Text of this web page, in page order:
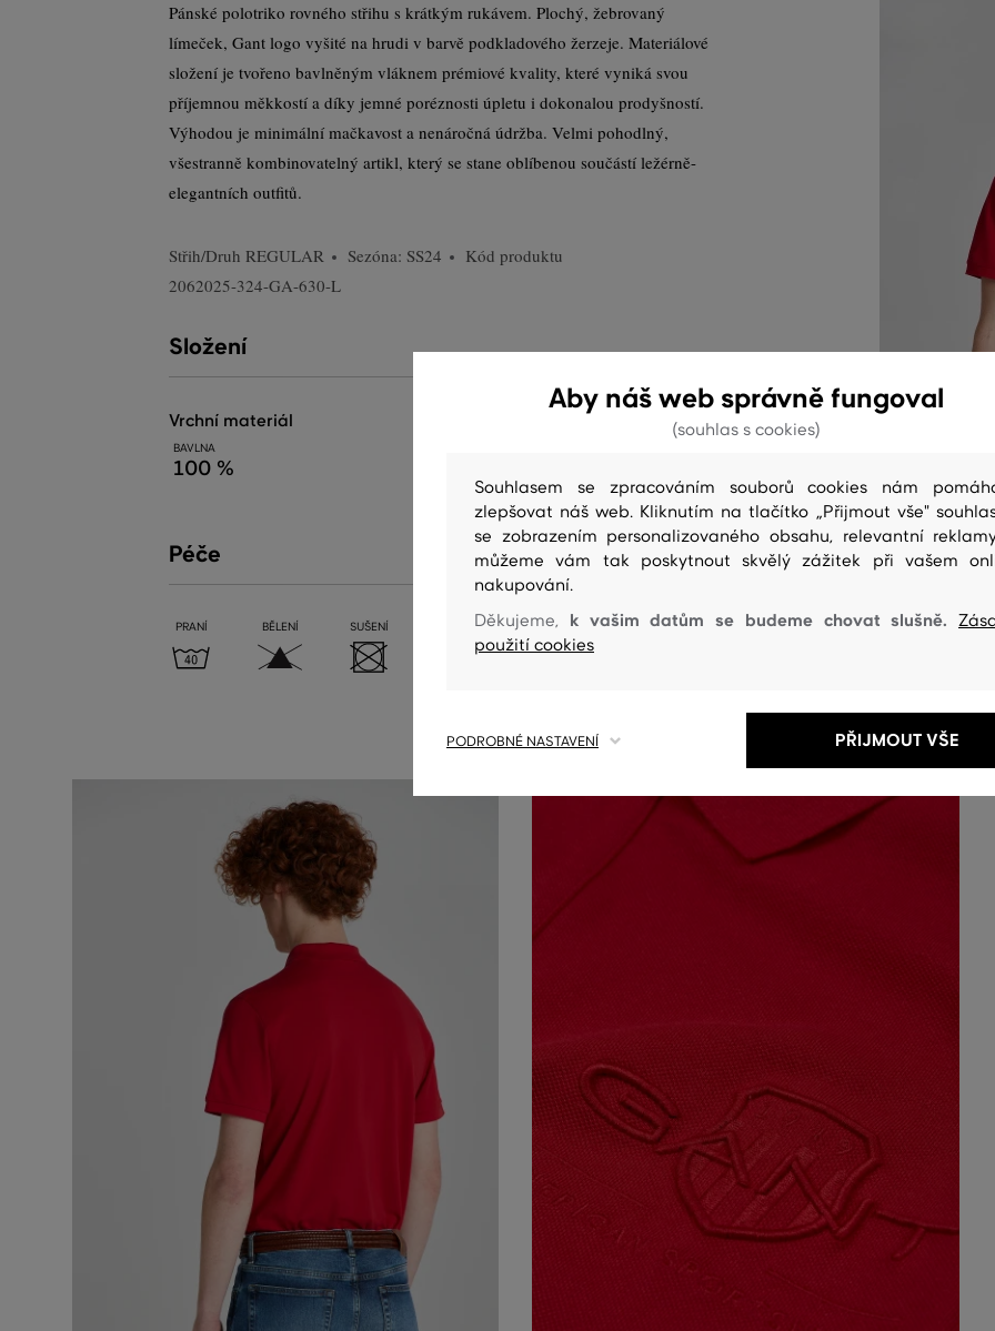
Pánské polotriko rovného střihu s krátkým rukávem. Plochý, žebrovaný
límeček, Gant logo vyšité na hrudi v barvě podkladového žerzeje. Materiálové
složení je tvořeno bavlněným vláknem prémiové kvality, které vyniká svou
příjemnou měkkostí a díky jemné poréznosti úpletu i dokonalou prodyšností.
Výhodou je minimální mačkavost a nenáročná údržba. Velmi pohodlný,
všestranně kombinovatelný artikl, který se stane oblíbenou součástí ležérně-
elegantních outfitů.
Střih/Druh REGULAR Sezóna: SS24
Kód produktu
2062025-324-GA-630-L
Složení
vrchní materiál
BAVLNA
100 %
Péče
PRANÍ BĚLENÍ SUŠENÍ ŽEHLENÍ ČIŠTENÍ
Aby náš web správně fungoval
(souhlas s cookies)
Souhlasem se zpracováním souborů cookies nám
zlepšovat náš web. Kliknutím na tlačítko „Přijmout vše"
se zobrazením personalizovaného obsahu, relevantní
můžeme vám tak poskytnout skvělý zážitek při vašem
nakupování.
Děkujeme, k vašim datům se budeme chovat slušně.
použití cookies
PODROBNÉ NASTAVENÍ PŘIJMOUT VŠE